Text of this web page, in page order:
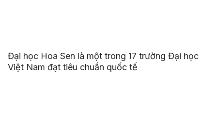
Đại học Hoa Sen là một trong 17 trường Đại học
Việt Nam đạt tiêu chuẩn quốc tế